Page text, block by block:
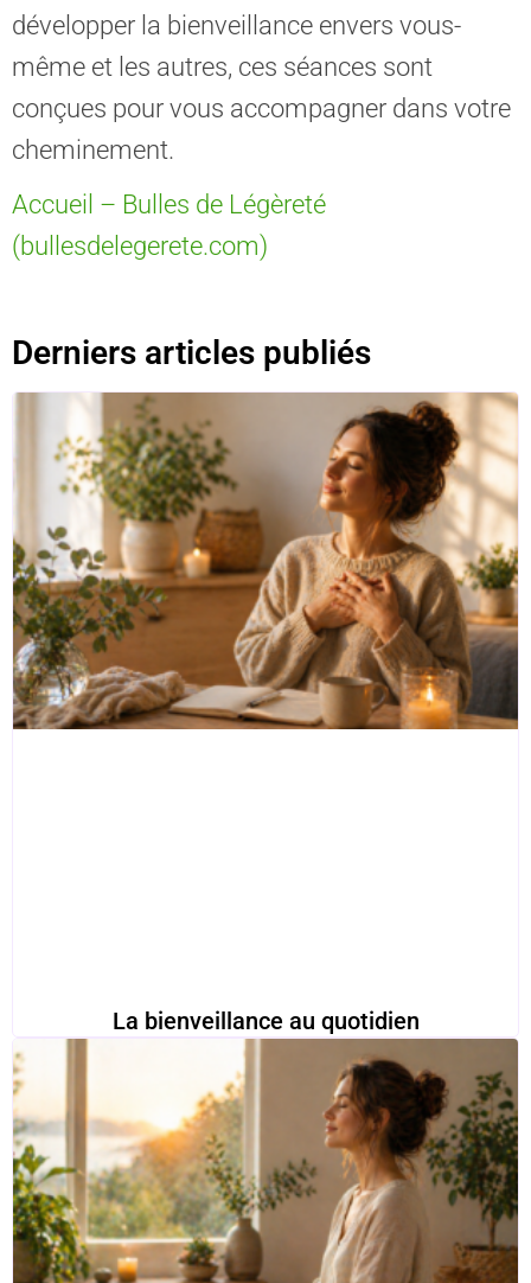
développer la bienveillance envers vous-
même et les autres, ces séances sont
conçues pour vous accompagner dans votre
cheminement.
Accueil – Bulles de Légèreté
(bullesdelegerete.com)
Derniers articles publiés
La bienveillance au quotidien